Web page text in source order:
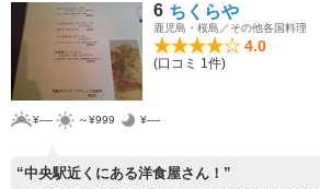
6 ちくらや
鹿児島・桜島／その他各国料理
4.0
(口コミ 1件)
¥---- ～¥999 ¥----
“中央駅近くにある洋食屋さん！”